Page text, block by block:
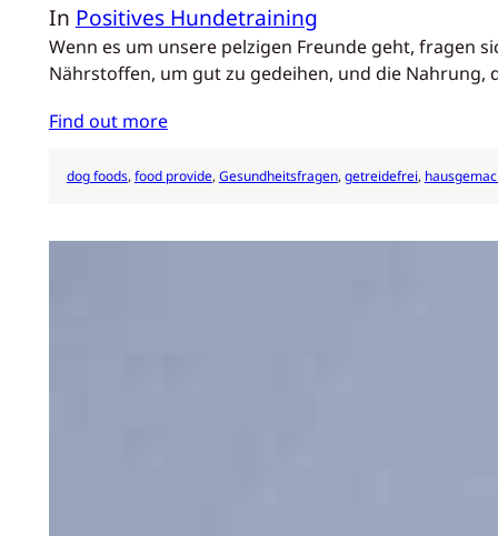
In Positives Hundetraining
Wenn es um unsere pelzigen Freunde geht, fragen
Nährstoffen, um gut zu gedeihen, und die Nahrung,
Find out more
dog foods, food provide, Gesundheitsfragen, getreidefrei,